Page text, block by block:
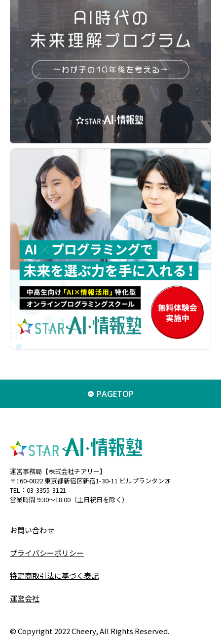
PAGETOP
運営事務局【株式会社チアリー】
〒160-0022 東京都新宿区新宿1-30-11 ビルプランタン2F
TEL：03-3355-3121
営業時間 9:30〜18:00（土日祝日を除く）
お問い合わせ
プライバシーポリシー
特定商取引法に基づく表記
運営会社
© Copyright 2022 Cheery, All Rights Reserved.